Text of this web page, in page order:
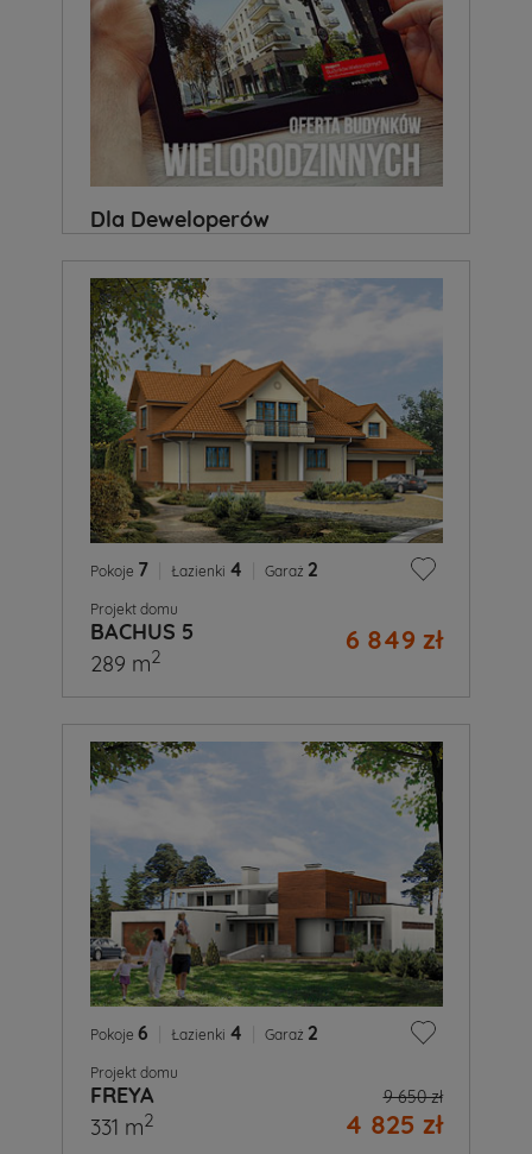
Dla Deweloperów
Pokoje 7 Łazienki 4 Garaż 2
Projekt domu
BACHUS 5 6 849 zł
289 m2
Pokoje 6 Łazienki 4 Garaż 2
Projekt domu
FREYA 9 650 zł
4 825 zł
331 m2